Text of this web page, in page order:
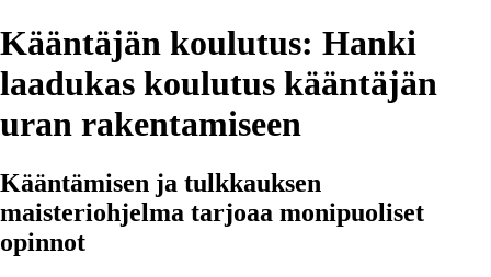
Kääntäjän koulutus: Hanki
laadukas koulutus kääntäjän
uran rakentamiseen
Kääntämisen ja tulkkauksen
maisteriohjelma tarjoaa monipuoliset
opinnot